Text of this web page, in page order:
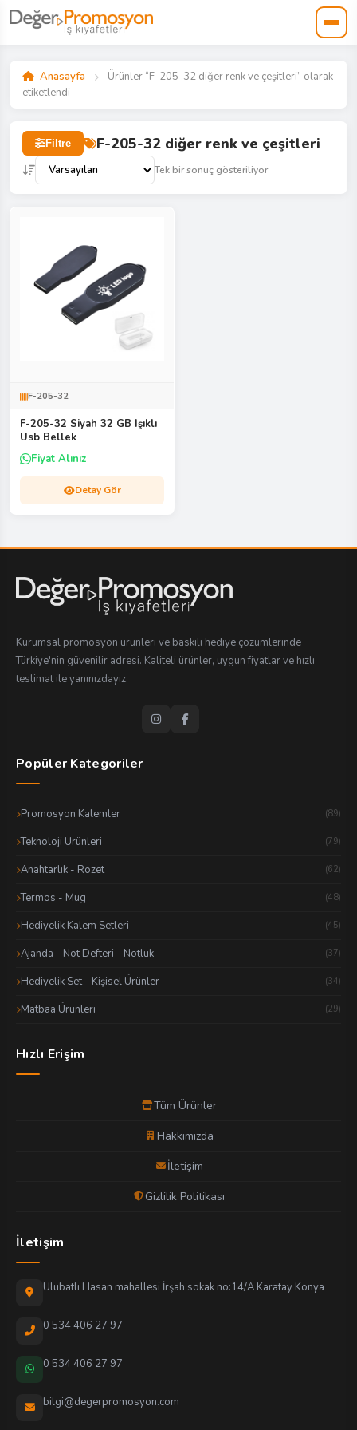
Anasayfa
Ürünler “F-205-32 diğer renk ve çeşitleri” olarak
etiketlendi
Filtre F-205-32 diğer renk ve çeşitleri
Tek bir sonuç gösteriliyor
F-205-32
F-205-32 Siyah 32 GB Işıklı
Usb Bellek
Fiyat Alınız
Detay Gör
Kurumsal promosyon ürünleri ve baskılı hediye çözümlerinde
Türkiye'nin güvenilir adresi. Kaliteli ürünler, uygun fiyatlar ve hızlı
teslimat ile yanınızdayız.
Popüler Kategoriler
Promosyon Kalemler (89)
Teknoloji Ürünleri (79)
Anahtarlık - Rozet (62)
Termos - Mug (48)
Hediyelik Kalem Setleri (45)
Ajanda - Not Defteri - Notluk (37)
Hediyelik Set - Kişisel Ürünler (34)
Matbaa Ürünleri (29)
Hızlı Erişim
Tüm Ürünler
Hakkımızda
İletişim
Gizlilik Politikası
İletişim
Ulubatlı Hasan mahallesi İrşah sokak no:14/A Karatay Konya
0 534 406 27 97
0 534 406 27 97
bilgi@degerpromosyon.com